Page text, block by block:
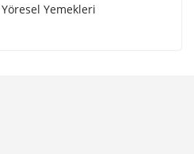
Yemekleri